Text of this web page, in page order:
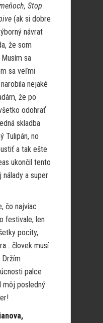
Stop
(ak si dobre
návrat
že som
sa
sa veľmi
nejaké
že po
odohrať
skladba
Tulipán, no
a tak ešte
ukončil tento
nálady a super
čo najviac
festivale, len
pocity,
musí
palce
môj posledný